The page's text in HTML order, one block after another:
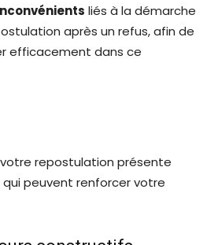
liés à la démarche
après un refus, afin de
efficacement dans ce
votre repostulation présente
peuvent renforcer votre